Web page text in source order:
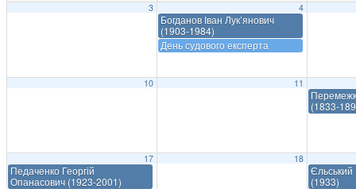
3 4
Богданов Іван Лук’янович
(1903-1984)
День судового експерта
10 11
(1833-
17
Педаченко Георгій
Опанасович (1923-2001)
18
Єльський
(1933)